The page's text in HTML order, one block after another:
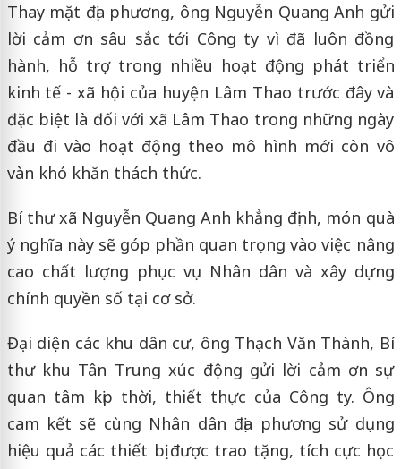
Thay mặt địa phương, ông Nguyễn Quang Anh gửi
lời cảm ơn sâu sắc tới Công ty vì đã luôn đồng
hành, hỗ trợ trong nhiều hoạt động phát triển
kinh tế - xã hội của huyện Lâm Thao trước đây và
đặc biệt là đối với xã Lâm Thao trong những ngày
đầu đi vào hoạt động theo mô hình mới còn vô
vàn khó khăn thách thức.
Bí thư xã Nguyễn Quang Anh khẳng định, món quà
ý nghĩa này sẽ góp phần quan trọng vào việc nâng
cao chất lượng phục vụ Nhân dân và xây dựng
chính quyền số tại cơ sở.
Đại diện các khu dân cư, ông Thạch Văn Thành, Bí
thư khu Tân Trung xúc động gửi lời cảm ơn sự
quan tâm kịp thời, thiết thực của Công ty. Ông
cam kết sẽ cùng Nhân dân địa phương sử dụng
hiệu quả các thiết bị được trao tặng, tích cực học